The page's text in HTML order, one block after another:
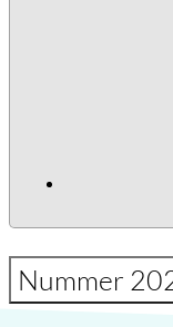
Nummer